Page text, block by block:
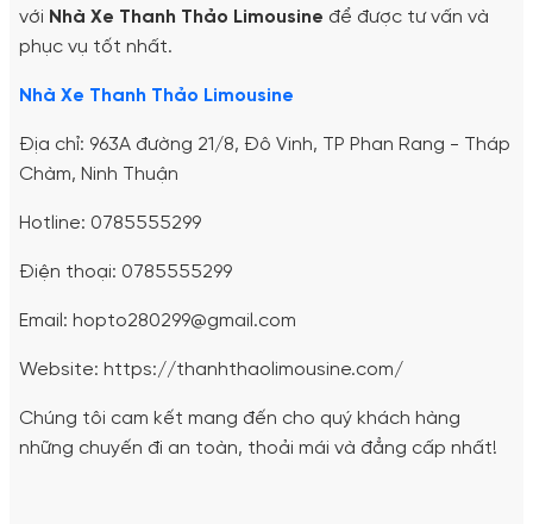
với Nhà Xe Thanh Thảo Limousine để được tư vấn và
phục vụ tốt nhất.
Nhà Xe Thanh Thảo Limousine
Địa chỉ: 963A đường 21/8, Đô Vinh, TP Phan Rang - Tháp
Chàm, Ninh Thuận
Hotline: 0785555299
Điện thoại: 0785555299
Email: hopto280299@gmail.com
Website: https://thanhthaolimousine.com/
Chúng tôi cam kết mang đến cho quý khách hàng
những chuyến đi an toàn, thoải mái và đẳng cấp nhất!